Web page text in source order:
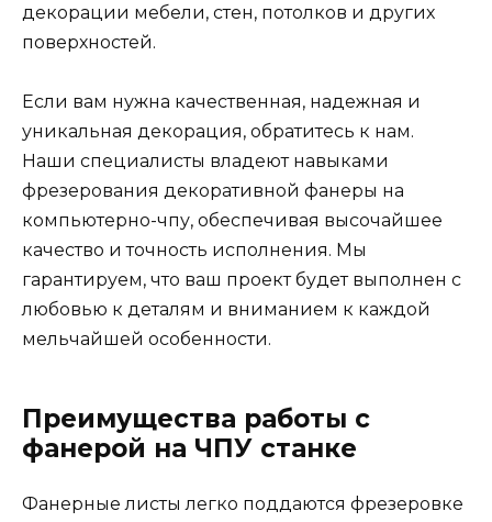
декорации мебели, стен, потолков и других
поверхностей.
Если вам нужна качественная, надежная и
уникальная декорация, обратитесь к нам.
Наши специалисты владеют навыками
фрезерования декоративной фанеры на
компьютерно-чпу, обеспечивая высочайшее
качество и точность исполнения. Мы
гарантируем, что ваш проект будет выполнен с
любовью к деталям и вниманием к каждой
мельчайшей особенности.
Преимущества работы с
фанерой на ЧПУ станке
Фанерные листы легко поддаются фрезеровке